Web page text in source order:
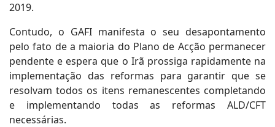
2019.
Contudo, o GAFI manifesta o seu desapontamento
pelo fato de a maioria do Plano de Acção permanecer
pendente e espera que o Irã prossiga rapidamente na
implementação das reformas para garantir que se
resolvam todos os itens remanescentes completando
e implementando todas as reformas ALD/CFT
necessárias.